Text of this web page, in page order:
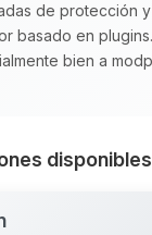
de protección
basado en
bien a
disponibles